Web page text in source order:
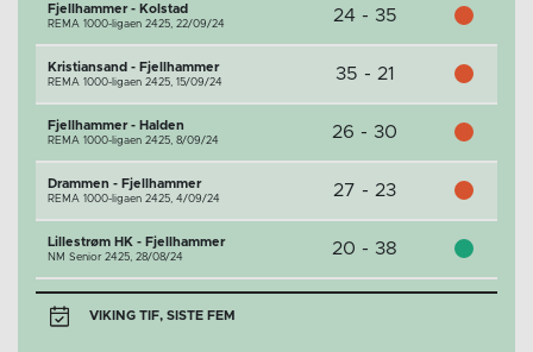
Fjellhammer - Kolstad
REMA 1000-ligaen 2425, 22/09/24 24 - 35
Kristiansand - Fjellhammer
REMA 1000-ligaen 2425, 15/09/24 35 - 21
Fjellhammer - Halden
REMA 1000-ligaen 2425, 8/09/24 26 - 30
Drammen - Fjellhammer
REMA 1000-ligaen 2425, 4/09/24 27 - 23
Lillestrøm HK - Fjellhammer
NM Senior 2425, 28/08/24 20 - 38
VIKING TIF, SISTE FEM